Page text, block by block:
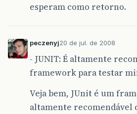
esperam como retorno.
peczenyj20 de jul. de 2008
- JUNIT: É altamente
framework para testar
Veja bem, JUnit é um
altamente recomendável